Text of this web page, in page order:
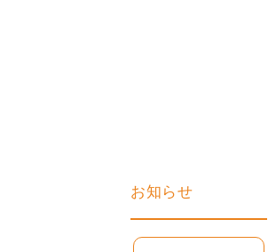
お知らせ